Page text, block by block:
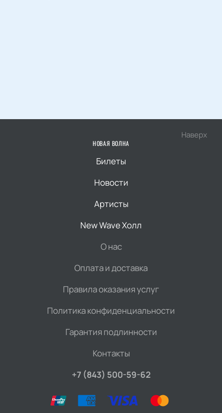
Наверх
НОВАЯ ВОЛНА
Билеты
Новости
Артисты
New Wave Холл
О нас
Оплата и доставка
Правила оказания услуг
Политика конфиденциальности
Гарантия подлинности
Контакты
+7 (843) 500-59-62